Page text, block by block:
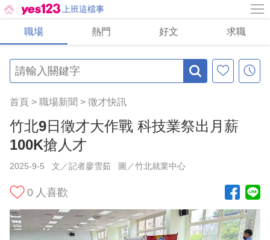
上班這檔事
職場 熱門 好文 求職
首頁 > 職場新聞 > 徵才快訊
竹北9日徵才大作戰 科技業祭出月薪
100K搶人才
2025-9-5 文／記者廖雪茹 圖／竹北就業中心
0 人喜歡